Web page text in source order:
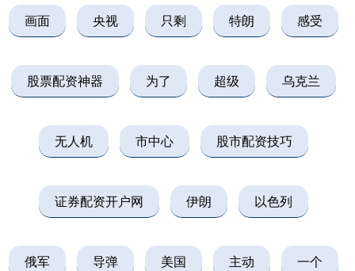
画面 央视 只剩 特朗 感受
股票配资神器 为了 超级 乌克兰
无人机 市中心 股市配资技巧
证券配资开户网 伊朗 以色列
俄军 导弹 美国 主动 一个